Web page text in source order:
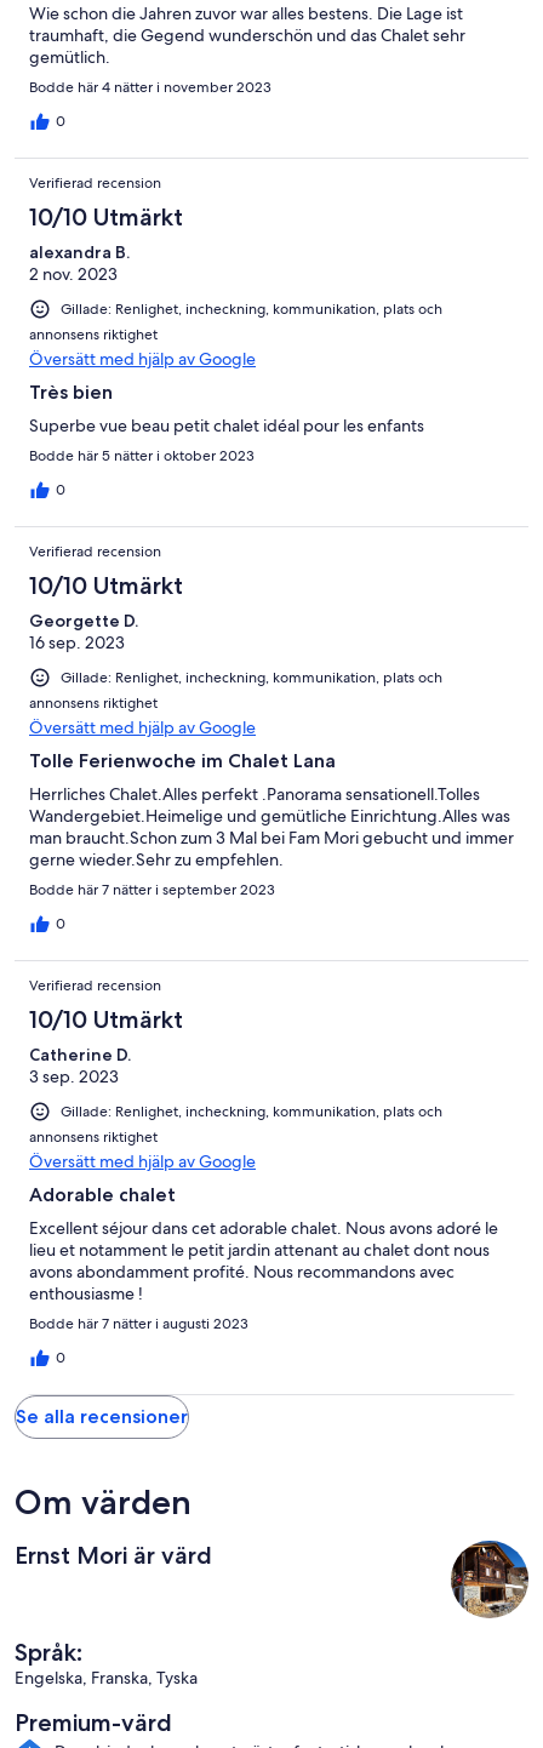
Wie schon die Jahren zuvor war alles bestens. Die Lage ist
traumhaft, die Gegend wunderschön und das Chalet sehr
gemütlich.
Bodde här 4 nätter i november 2023
0
Verifierad recension
10/10 Utmärkt
alexandra B.
2 nov. 2023
Gillade: Renlighet, incheckning, kommunikation, plats och
annonsens riktighet
Översätt med hjälp av Google
Très bien
Superbe vue beau petit chalet idéal pour les enfants
Bodde här 5 nätter i oktober 2023
0
Verifierad recension
10/10 Utmärkt
Georgette D.
16 sep. 2023
Gillade: Renlighet, incheckning, kommunikation, plats och
annonsens riktighet
Översätt med hjälp av Google
Tolle Ferienwoche im Chalet Lana
Herrliches Chalet.Alles perfekt .Panorama sensationell.Tolles
Wandergebiet.Heimelige und gemütliche Einrichtung.Alles was
man braucht.Schon zum 3 Mal bei Fam Mori gebucht und immer
gerne wieder.Sehr zu empfehlen.
Bodde här 7 nätter i september 2023
0
Verifierad recension
10/10 Utmärkt
Catherine D.
3 sep. 2023
Gillade: Renlighet, incheckning, kommunikation, plats och
annonsens riktighet
Översätt med hjälp av Google
Adorable chalet
Excellent séjour dans cet adorable chalet. Nous avons adoré le
lieu et notamment le petit jardin attenant au chalet dont nous
avons abondamment profité. Nous recommandons avec
enthousiasme !
Bodde här 7 nätter i augusti 2023
0
Se alla recensioner
Om värden
Ernst Mori är värd
Språk:
Engelska, Franska, Tyska
Premium-värd